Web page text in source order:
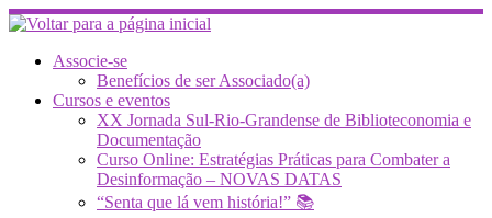
Skip
to
contentAssocie-se
Benefícios de ser Associado(a)
Cursos e eventos
XX Jornada Sul-Rio-Grandense de Biblioteconomia e
Documentação
Curso Online: Estratégias Práticas para Combater a
Desinformação – NOVAS DATAS
“Senta que lá vem história!” 📚